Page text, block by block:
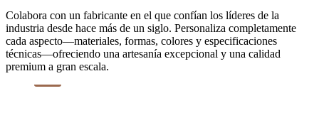
Colabora con un fabricante en el que confían los líderes de la
industria desde hace más de un siglo. Personaliza completamente
cada aspecto—materiales, formas, colores y especificaciones
técnicas—ofreciendo una artesanía excepcional y una calidad
premium a gran escala.